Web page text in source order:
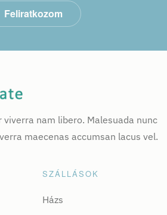
Feliratkozom
nam libero. Malesuada nunc
maecenas accumsan lacus vel.
SZÁLLÁSOK
Házs